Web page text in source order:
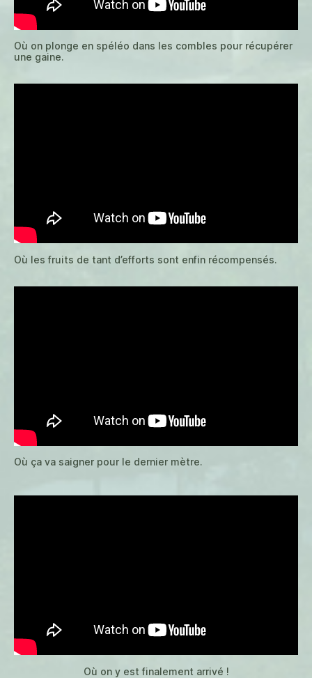
Où on plonge en spéléo dans les combles pour récupérer
une gaine.
Où les fruits de tant d’efforts sont enfin récompensés.
Où ça va saigner pour le dernier mètre.
Où on y est finalement arrivé !